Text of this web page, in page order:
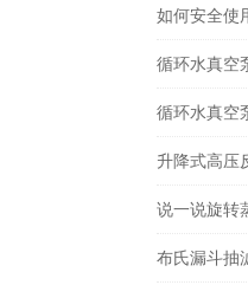
如何安全使
循环水真空
循环水真空
说一说旋转
布氏漏斗抽